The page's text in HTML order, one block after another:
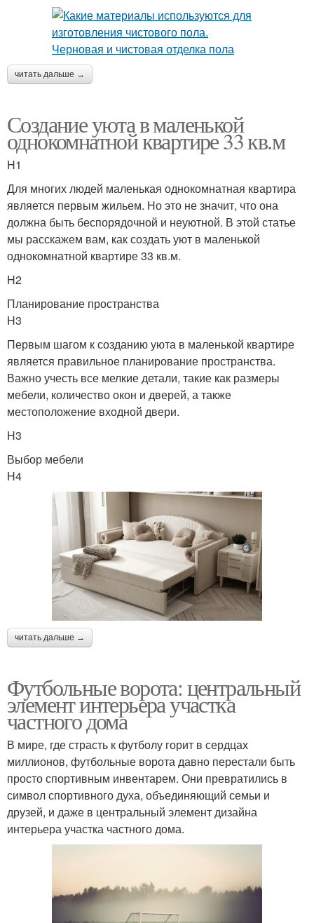
читать дальше →
Создание уюта в маленькой
однокомнатной квартире 33 кв.м
H1
Для многих людей маленькая однокомнатная квартира
является первым жильем. Но это не значит, что она
должна быть беспорядочной и неуютной. В этой статье
мы расскажем вам, как создать уют в маленькой
однокомнатной квартире 33 кв.м.
H2
Планирование пространства
H3
Первым шагом к созданию уюта в маленькой квартире
является правильное планирование пространства.
Важно учесть все мелкие детали, такие как размеры
мебели, количество окон и дверей, а также
местоположение входной двери.
H3
Выбор мебели
H4
читать дальше →
Футбольные ворота: центральный
элемент интерьера участка
частного дома
В мире, где страсть к футболу горит в сердцах
миллионов, футбольные ворота давно перестали быть
просто спортивным инвентарем. Они превратились в
символ спортивного духа, объединяющий семьи и
друзей, и даже в центральный элемент дизайна
интерьера участка частного дома.